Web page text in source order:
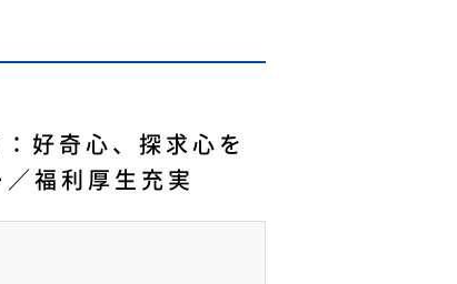
好奇心、探求心を
福利厚生充実